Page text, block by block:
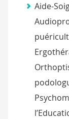
Aide-